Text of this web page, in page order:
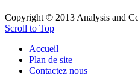
Copyright © 2013 Analysis and
Scroll to Top
Accueil
Plan de site
Contactez nous